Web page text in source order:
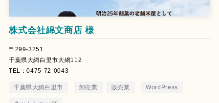
株式会社綿文商店 様
〒299-3251
千葉県大網白里市大網112
TEL：0475-72-0043
千葉県大網白里市 卸売業 販売業 WordPress